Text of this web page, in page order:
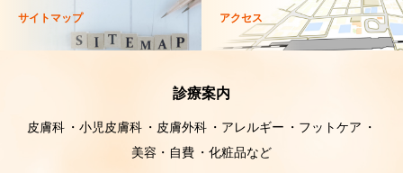
サイトマップ アクセス
診療案内
皮膚科 小児皮膚科 皮膚外科 アレルギー
フットケア
美容・自費
化粧品など